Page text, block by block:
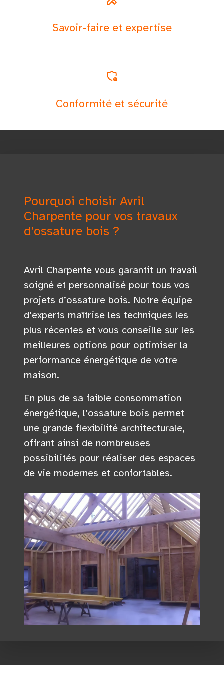
Savoir-faire et expertise
Conformité et sécurité
Pourquoi choisir Avril
Charpente pour vos travaux
d’ossature bois ?
Avril Charpente vous garantit un travail
soigné et personnalisé pour tous vos
projets d’ossature bois. Notre équipe
d’experts maîtrise les techniques les
plus récentes et vous conseille sur les
meilleures options pour optimiser la
performance énergétique de votre
maison.
En plus de sa faible consommation
énergétique, l’ossature bois permet
une grande flexibilité architecturale,
offrant ainsi de nombreuses
possibilités pour réaliser des espaces
de vie modernes et confortables.